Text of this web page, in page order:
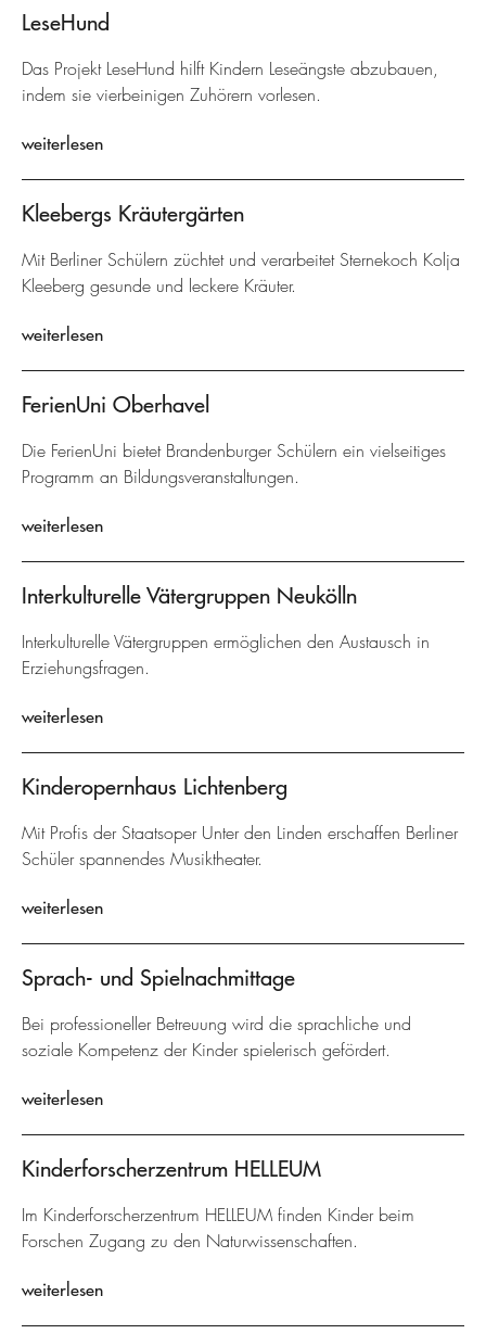
LeseHund
Das Projekt LeseHund hilft Kindern Leseängste abzubauen,
indem sie vierbeinigen Zuhörern vorlesen.
weiterlesen
Kleebergs Kräutergärten
Mit Berliner Schülern züchtet und verarbeitet Sternekoch Kolja
Kleeberg gesunde und leckere Kräuter.
weiterlesen
FerienUni Oberhavel
Die FerienUni bietet Brandenburger Schülern ein vielseitiges
Programm an Bildungsveranstaltungen.
weiterlesen
Interkulturelle Vätergruppen Neukölln
Interkulturelle Vätergruppen ermöglichen den Austausch in
Erziehungsfragen.
weiterlesen
Kinderopernhaus Lichtenberg
Mit Profis der Staatsoper Unter den Linden erschaffen Berliner
Schüler spannendes Musiktheater.
weiterlesen
Sprach- und Spielnachmittage
Bei professioneller Betreuung wird die sprachliche und
soziale Kompetenz der Kinder spielerisch gefördert.
weiterlesen
Kinderforscherzentrum HELLEUM
Im Kinderforscherzentrum HELLEUM finden Kinder beim
Forschen Zugang zu den Naturwissenschaften.
weiterlesen